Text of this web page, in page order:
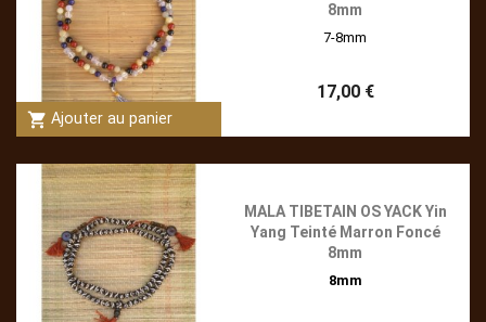
shopping_cart Ajouter au panier
8mm
7-8mm
17,00 €
MALA TIBETAIN OS YACK Yin
Yang Teinté Marron Foncé
8mm
8mm